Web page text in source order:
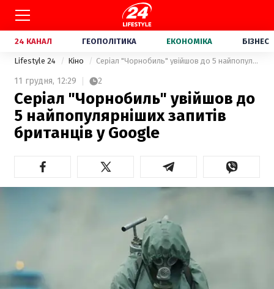
24 КАНАЛ ГЕОПОЛІТИКА ЕКОНОМІКА БІЗНЕС
Lifestyle 24 Кіно Серіал "Чорнобиль" увійшов до 5 найпопулярніших запитів британців у Google
11 грудня, 12:29 2
Серіал "Чорнобиль" увійшов до
5 найпопулярніших запитів
британців у Google